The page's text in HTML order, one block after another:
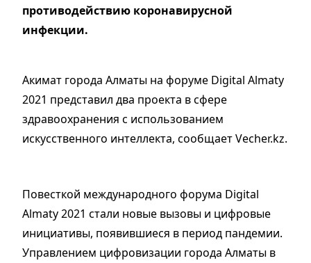
противодействию коронавирусной
инфекции.
Акимат города Алматы на форуме Digital Almaty
2021 представил два проекта в сфере
здравоохранения с использованием
искусственного интеллекта, сообщает Vecher.kz.
Повесткой международного форума Digital
Almaty 2021 стали новые вызовы и цифровые
инициативы, появившиеся в период пандемии.
Управлением цифровизации города Алматы в